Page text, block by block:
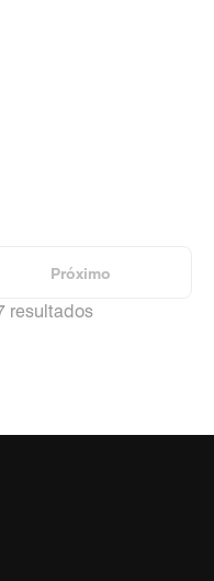
resultados
Próximo